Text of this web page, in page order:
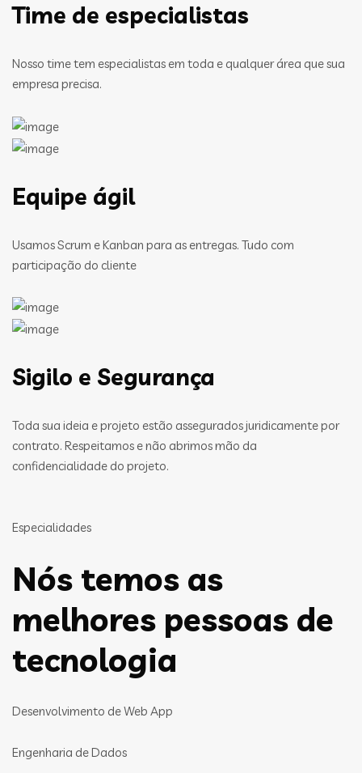
Time de especialistas
Nosso time tem especialistas em toda e qualquer área que sua
empresa precisa.
Equipe ágil
Usamos Scrum e Kanban para as entregas. Tudo com
participação do cliente
Sigilo e Segurança
Toda sua ideia e projeto estão assegurados juridicamente por
contrato. Respeitamos e não abrimos mão da
confidencialidade do projeto.
Especialidades
Nós temos as
melhores pessoas de
tecnologia
Desenvolvimento de Web App
Engenharia de Dados